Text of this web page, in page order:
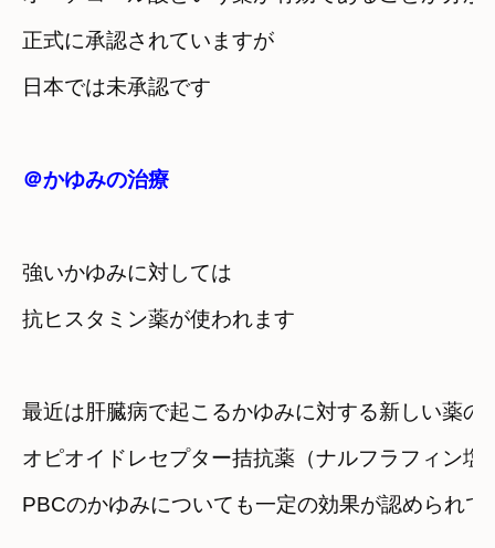
正式に承認されていますが
日本では未承認です
＠かゆみの治療
強いかゆみに対しては
抗ヒスタミン薬が使われます
最近は肝臓病で起こるかゆみに対する新しい薬の
オピオイドレセプター拮抗薬（ナルフラフィン塩
PBCのかゆみについても一定の効果が認められて